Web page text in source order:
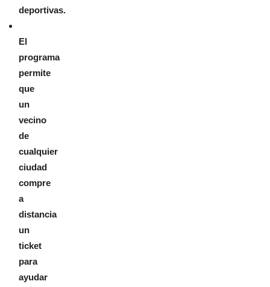
deportivas.
El
programa
permite
que
un
vecino
de
cualquier
ciudad
compre
a
distancia
un
ticket
para
ayudar